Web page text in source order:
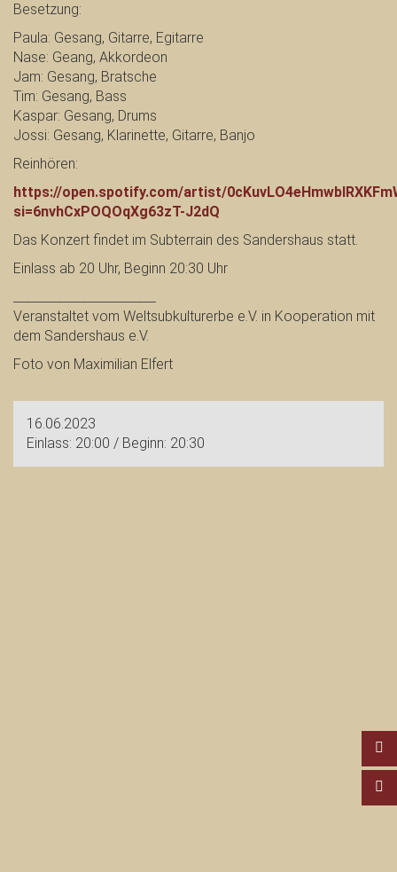
Besetzung:
Paula: Gesang, Gitarre, Egitarre
Nase: Geang, Akkordeon
Jam: Gesang, Bratsche
Tim: Gesang, Bass
Kaspar: Gesang, Drums
Jossi: Gesang, Klarinette, Gitarre, Banjo
Reinhören:
https://open.spotify.com/artist/
si=6nvhCxPOQOqXg63zT-J2dQ
Das Konzert findet im Subterrain des Sandershaus statt.
Einlass ab 20 Uhr, Beginn 20:30 Uhr
Veranstaltet vom Weltsubkulturerbe e.V. in Kooperation mit
dem Sandershaus e.V.
Foto von Maximilian Elfert
16.06.2023
Einlass: 20:00 / Beginn: 20:30